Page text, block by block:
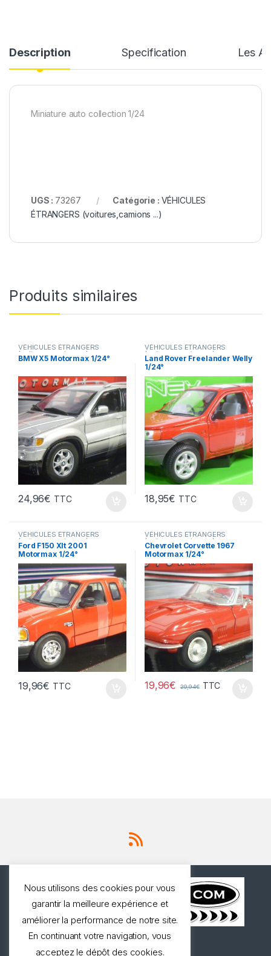
Description Specification Les
Miniature auto collection 1/24
UGS : 73267 Catégorie : VÉHICULES
ÉTRANGERS (voitures,camions ...)
Produits similaires
VÉHICULES ÉTRANGERS
(voitures,camions ...)
BMW X5 Motormax 1/24°
24,96€ TTC
VÉHICULES ÉTRANGERS
(voitures,camions ...)
Land Rover Freelander Welly
1/24°
18,95€ TTC
VÉHICULES ÉTRANGERS
(voitures,camions ...)
Ford F150 Xlt 2001
Motormax 1/24°
19,96€ TTC
VÉHICULES ÉTRANGERS
(voitures,camions ...)
Chevrolet Corvette 1967
Motormax 1/24°
19,96€ 29,94€ TTC
Nous utilisons des cookies pour vous
garantir la meilleure expérience et
améliorer la performance de notre site.
En continuant votre navigation, vous
acceptez le dépôt des cookies.